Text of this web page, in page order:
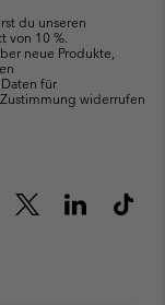
du unseren
von 10 %.
neue Produkte,
für
widerrufen